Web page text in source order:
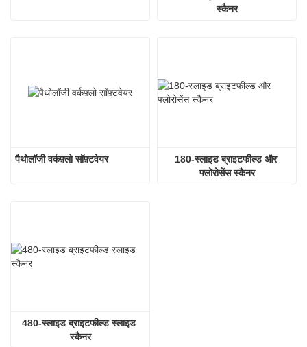
स्कैनर
पैथोलॉजी वर्कफ़्लो सॉफ़्टवेयर
180-स्लाइड ब्राइटफील्ड और
फ्लोरोसेंस स्कैनर
480-स्लाइड ब्राइटफील्ड स्लाइड
स्कैनर